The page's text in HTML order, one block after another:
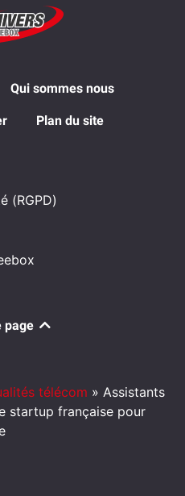
Qui sommes nous
Plan du site
(RGPD)
page
télécom » Assistants
startup française pour